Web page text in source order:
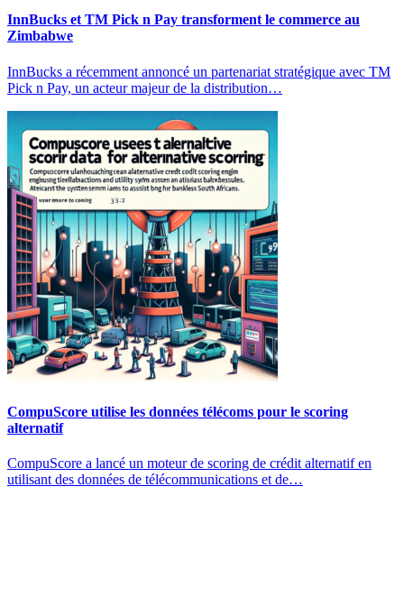
InnBucks et TM Pick n Pay transforment le commerce au
Zimbabwe
InnBucks a récemment annoncé un partenariat stratégique avec TM
Pick n Pay, un acteur majeur de la distribution…
CompuScore utilise les données télécoms pour le scoring
alternatif
CompuScore a lancé un moteur de scoring de crédit alternatif en
utilisant des données de télécommunications et de…